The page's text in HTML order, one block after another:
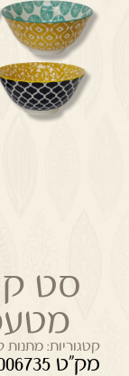
סט
קטגוריות: מתנות
מק"ט ZH006735